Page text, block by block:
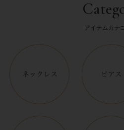
アイテムカテ